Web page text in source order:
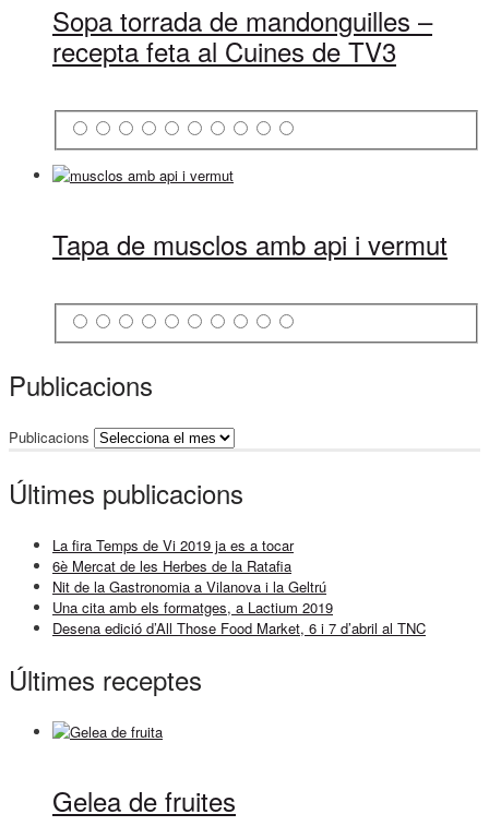
Sopa torrada de mandonguilles –
recepta feta al Cuines de TV3
Tapa de musclos amb api i vermut
Publicacions
Publicacions
Últimes publicacions
La fira Temps de Vi 2019 ja es a tocar
6è Mercat de les Herbes de la Ratafia
Nit de la Gastronomia a Vilanova i la Geltrú
Una cita amb els formatges, a Lactium 2019
Desena edició d’All Those Food Market, 6 i 7 d’abril al TNC
Últimes receptes
Gelea de fruites